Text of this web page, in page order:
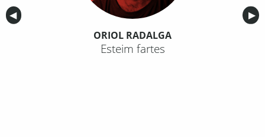
Anterior
◀︎ ▶︎
ORIOL RADALGA
Esteim fartes